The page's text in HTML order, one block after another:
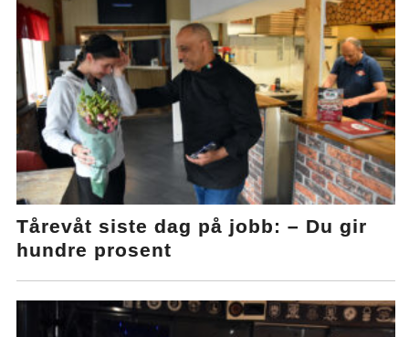
Tårevåt siste dag på jobb: – Du gir
hundre prosent